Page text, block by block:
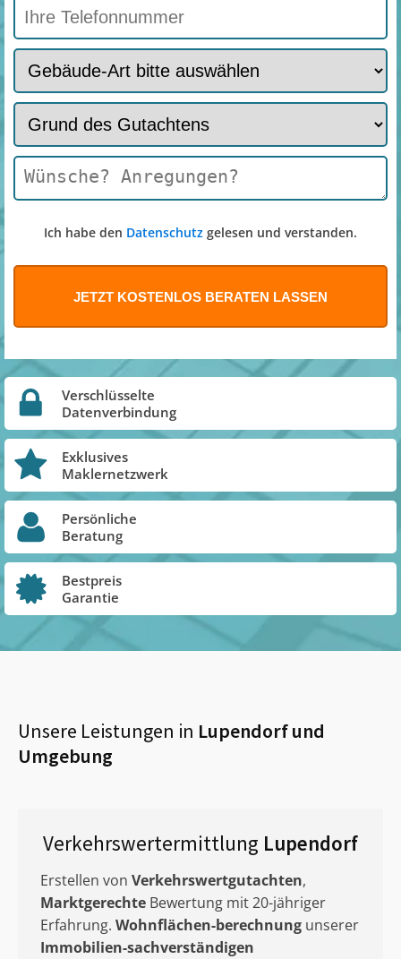
Ich habe den Datenschutz gelesen und verstanden.
Verschlüsselte
Datenverbindung
Exklusives
Maklernetzwerk
Persönliche
Beratung
Bestpreis
Garantie
Unsere Leistungen in Lupendorfund
Umgebung
Verkehrswertermittlung Lupendorf
Erstellen von Verkehrswertgutachten,
Marktgerechte Bewertung mit 20-jähriger
Erfahrung. Wohnflächen-berechnung unserer
Immobilien-sachverständigen